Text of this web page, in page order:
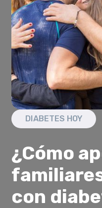
DIABETES HOY
¿Cómo
con